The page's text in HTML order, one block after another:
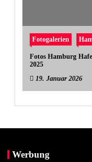
Fotogalerien
Fotos Hamburg
2025
19. Januar 2026
Werbung